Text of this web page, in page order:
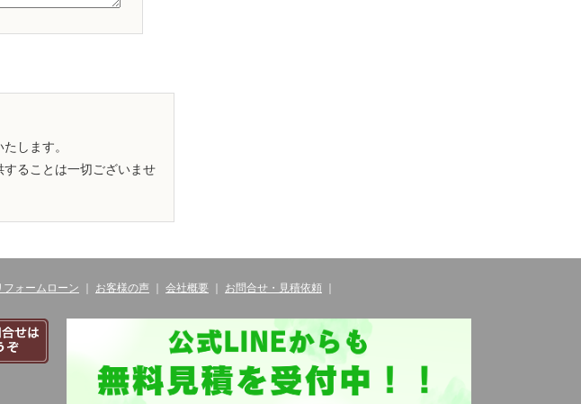
します。
ることは一切ございませ
フォームローン お客様の声 会社概要 お問合せ・見積依頼